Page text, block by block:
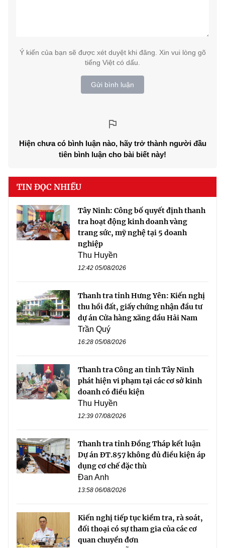
Ý kiến của bạn sẽ được xét duyệt khi đăng. Xin vui lòng gõ
tiếng Việt có dấu.
Gửi bình luận
Hiện chưa có bình luận nào, hãy trở thành người đầu
tiên bình luận cho bài biết này!
TIN ĐỌC NHIỀU
Tây Ninh: Công bố quyết định thanh
tra hoạt động kinh doanh vàng
trang sức, mỹ nghệ tại 5 doanh
nghiệp
Thu Huyền
12:42 05/08/2026
Thanh tra tỉnh Hưng Yên: Kiến nghị
thu hồi đất, giấy chứng nhận đầu tư
dự án Cửa hàng xăng dầu Hải Nam
Trần Quý
16:28 05/08/2026
Thanh tra Công an tỉnh Tây Ninh
phát hiện vi phạm tại các cơ sở kinh
doanh có điều kiện
Thu Huyền
12:39 07/08/2026
Thanh tra tỉnh Đồng Tháp kết luận
Dự án ĐT.857 không đủ điều kiện áp
dụng cơ chế đặc thù
Đan Anh
13:58 06/08/2026
Kiến nghị tiếp tục kiểm tra, rà soát,
đối thoại có sự tham gia của các cơ
quan chuyển đơn